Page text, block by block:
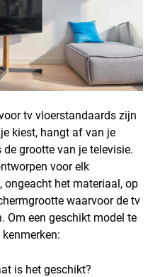
tv vloerstandaards zijn
kiest, hangt af van je
grootte van je televisie.
voor elk
het materiaal, op
waarvoor de tv
Om een geschikt model te
is het geschikt?